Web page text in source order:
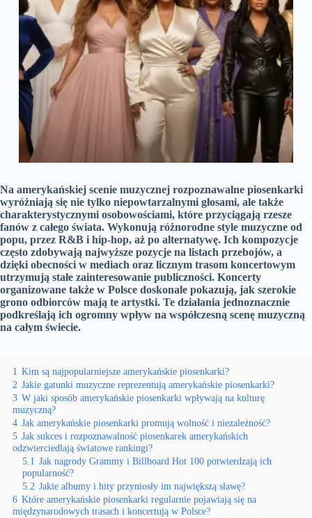
Na amerykańskiej scenie muzycznej rozpoznawalne piosenkarki
wyróżniają się nie tylko niepowtarzalnymi głosami, ale także
charakterystycznymi osobowościami, które przyciągają rzesze
fanów z całego świata. Wykonują różnorodne style muzyczne od
popu, przez R&B i hip-hop, aż po alternatywę. Ich kompozycje
często zdobywają najwyższe pozycje na listach przebojów, a
dzięki obecności w mediach oraz licznym trasom koncertowym
utrzymują stałe zainteresowanie publiczności. Koncerty
organizowane także w Polsce doskonale pokazują, jak szerokie
grono odbiorców mają te artystki. Te działania jednoznacznie
podkreślają ich ogromny wpływ na współczesną scenę muzyczną
na całym świecie.
1 Kim są najpopularniejsze amerykańskie piosenkarki?
2 Jakie gatunki muzyczne reprezentują amerykańskie piosenkarki?
3 W jaki sposób amerykańskie piosenkarki wpływają na kulturę
muzyczną?
4 Jak amerykańskie piosenkarki promują wolność i niezależność?
5 Jak sukces i rozpoznawalność piosenkarek amerykańskich
odzwierciedlają światowe rankingi?
5.1 Jak nagrody Grammy i Billboard Hot 100 potwierdzają ich
popularność?
5.2 Jakie albumy i hity przyniosły im największą sławę?
6 Które amerykańskie piosenkarki regularnie pojawiają się na
międzynarodowych trasach i koncertują w Polsce?